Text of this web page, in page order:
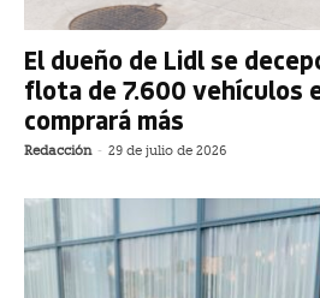
El dueño de Lidl se
flota de 7.600 vehículos
comprará más
Redacción - 29 de julio de 2026